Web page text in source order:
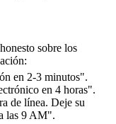
sobre los
en 2-3 minutos".
en 4 horas".
de línea. Deje su
las 9 AM".